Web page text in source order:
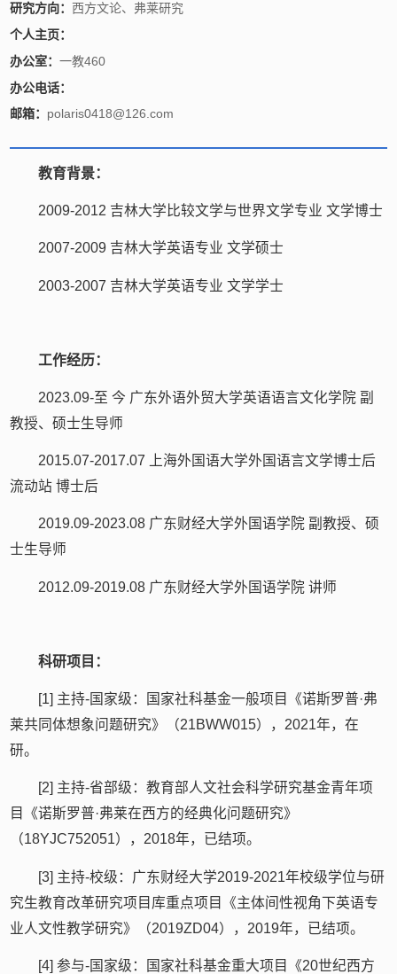
研究方向：西方文论、弗莱研究
个人主页：
办公室：一教460
办公电话：
邮箱： polaris0418@126.com
教育背景：
2009-2012 吉林大学比较文学与世界文学专业 文学博士
2007-2009 吉林大学英语专业 文学硕士
2003-2007 吉林大学英语专业 文学学士
工作经历：
2023.09-至 今 广东外语外贸大学英语语言文化学院 副
教授、硕士生导师
2015.07-2017.07 上海外国语大学外国语言文学博士后
流动站 博士后
2019.09-2023.08 广东财经大学外国语学院 副教授、硕
士生导师
2012.09-2019.08 广东财经大学外国语学院 讲师
科研项目：
[1] 主持-国家级：国家社科基金一般项目《诺斯罗普·弗
莱共同体想象问题研究》（21BWW015），2021年，在
研。
[2] 主持-省部级：教育部人文社会科学研究基金青年项
目《诺斯罗普·弗莱在西方的经典化问题研究》
（18YJC752051），2018年，已结项。
[3] 主持-校级：广东财经大学2019-2021年校级学位与研
究生教育改革研究项目库重点项目《主体间性视角下英语专
业人文性教学研究》（2019ZD04），2019年，已结项。
[4] 参与-国家级：国家社科基金重大项目《20世纪西方